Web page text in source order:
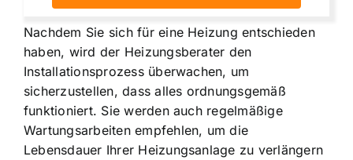
Nachdem Sie sich für eine Heizung entschieden
haben, wird der Heizungsberater den
Installationsprozess überwachen, um
sicherzustellen, dass alles ordnungsgemäß
funktioniert. Sie werden auch regelmäßige
Wartungsarbeiten empfehlen, um die
Lebensdauer Ihrer Heizungsanlage zu verlängern